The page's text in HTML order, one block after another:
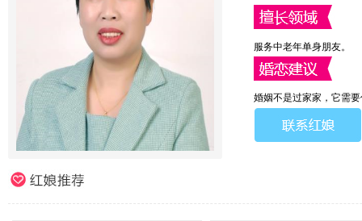
服务中老年单身朋友。
婚姻不是过家家，它需